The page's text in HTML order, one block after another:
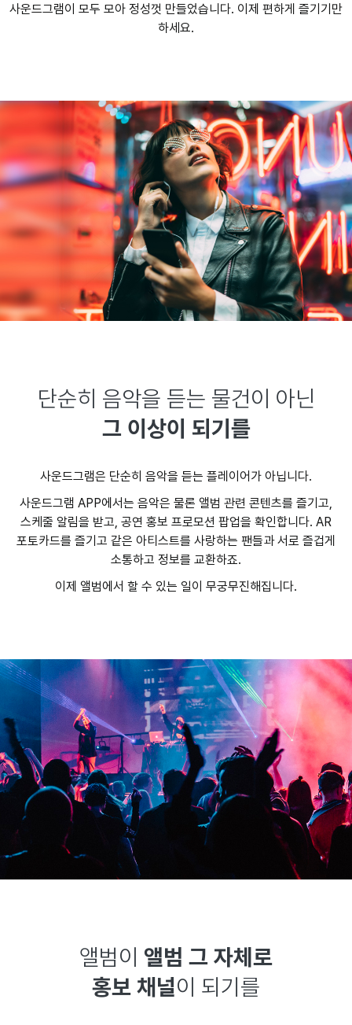
사운드그램이 모두 모아 정성껏 만들었습니다. 이제 편하게 즐기기만
하세요.
단순히 음악을 듣는 물건이 아닌
그 이상이 되기를
사운드그램은 단순히 음악을 듣는 플레이어가 아닙니다.
사운드그램 APP에서는 음악은 물론 앨범 관련 콘텐츠를 즐기고,
스케줄 알림을 받고, 공연 홍보 프로모션 팝업을 확인합니다. AR
포토카드를 즐기고 같은 아티스트를 사랑하는 팬들과 서로 즐겁게
소통하고 정보를 교환하죠.
이제 앨범에서 할 수 있는 일이 무궁무진해집니다.
앨범이 앨범 그 자체로
홍보 채널이 되기를